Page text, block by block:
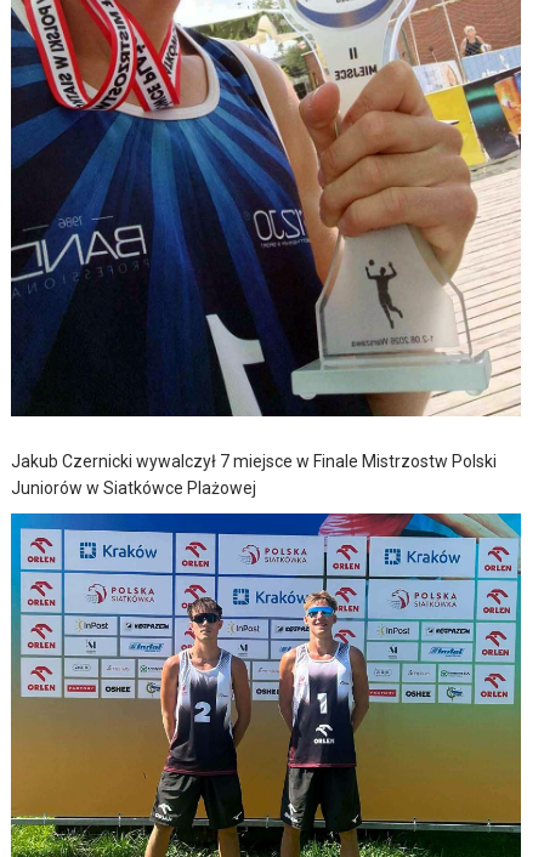
Jakub Czernicki wywalczył 7 miejsce w Finale Mistrzostw Polski
Juniorów w Siatkówce Plażowej